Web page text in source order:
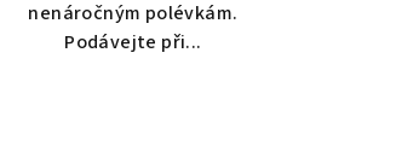
nenáročným polévkám.
Podávejte při...